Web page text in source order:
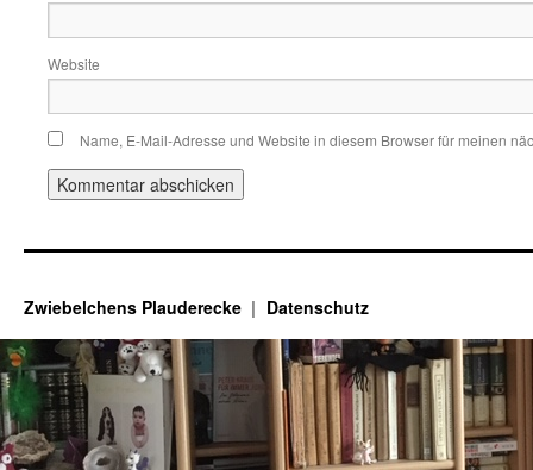
Website
Name, E-Mail-Adresse und Website in diesem Browser für meinen
Zwiebelchens Plauderecke Datenschutz